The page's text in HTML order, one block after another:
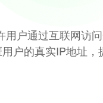
用户通过互联网访
户的真实IP地址，